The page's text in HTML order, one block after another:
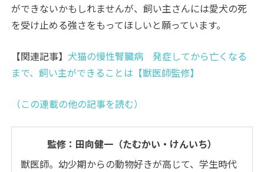
ができないかもしれませんが、飼い主さんには愛犬の死
を受け止める強さをもってほしいと願っています。
【関連記事】犬猫の慢性腎臓病 発症してから亡くなる
まで、飼い主ができることは【獣医師監修】
（この連載の他の記事を読む）
監修：田向健一（たむかい・けんいち）
獣医師。幼少期からの動物好きが高じて、学生時代